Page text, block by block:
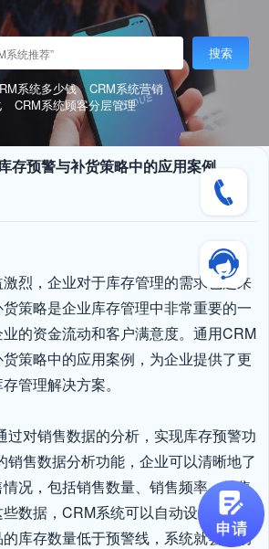
搜索
系统多少钱
CRM系统营销
CRM系统顾客分层管理
存预警与补货策略中的应用案例
烈，企业对于库存管理的需求也越来
策略是企业库存管理中非常重要的一
的资金流动和客户满意度。通用CRM
策略中的应用案例，为企业提供了更
管理解决方案。
过对销售数据的分析，实现库存预警功
销售数据分析功能，企业可以清晰地了
况，包括销售数量、销售频率、销售
数据，CRM系统可以自动设定库存预
库存数量低于预警线，系统就会自动